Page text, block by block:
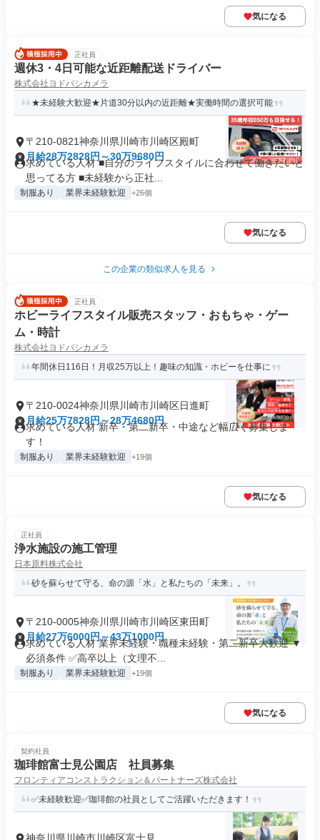
気になる
正社員
週休3・4日可能な近距離配送ドライバー
株式会社ヨドバシカメラ
★未経験大歓迎★片道30分以内の近距離★実働時間の選択可能
〒210-0821神奈川県川崎市川崎区殿町
月給28万2828円～30万9680円
求めている人材 ■自分のライフスタイルに合わせて働きたいと
思ってる方 ■未経験から正社...
制服あり 業界未経験歓迎 +26個
気になる
この企業の類似求人を見る
正社員
ホビーライフスタイル販売スタッフ・おもちゃ・ゲー
ム・時計
株式会社ヨドバシカメラ
年間休日116日！月収25万以上！趣味の知識・ホビーを仕事に
〒210-0024神奈川県川崎市川崎区日進町
月給25万7828円～28万4680円
求めている人材 新卒・第二新卒・中途など幅広く募集しま
す！
制服あり 業界未経験歓迎 +19個
気になる
正社員
浄水施設の施工管理
日本原料株式会社
砂を蘇らせて守る、命の源「水」と私たちの「未来」。
〒210-0005神奈川県川崎市川崎区東田町
月給27万6000円～43万1000円
求めている人材 業界未経験・職種未経験・第二新卒大歓迎 ▼
必須条件 ✅高卒以上（文理不...
制服あり 業界未経験歓迎 +19個
気になる
契約社員
珈琲館富士見公園店 社員募集
フロンティアコンストラクション＆パートナーズ株式会社
✅未経験歓迎✅珈琲館の社員としてご活躍いただきます！